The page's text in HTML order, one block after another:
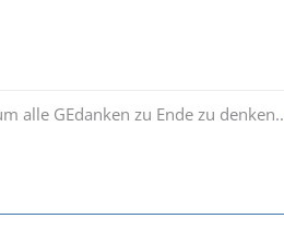
alle GEdanken zu Ende zu denken..